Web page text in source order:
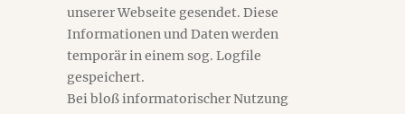
unserer Webseite gesendet. Diese
Informationen und Daten werden
temporär in einem sog. Logfile
gespeichert.
Bei bloß informatorischer Nutzung